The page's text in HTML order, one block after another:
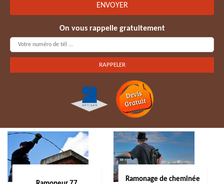
On vous rappelle gratuitement
Ramonage de cheminée